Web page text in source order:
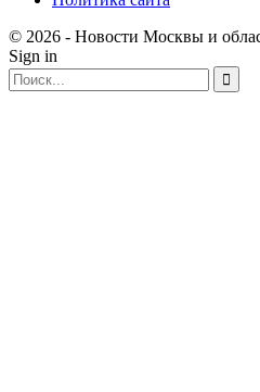
© 2026 - Новости Москвы и
Sign in